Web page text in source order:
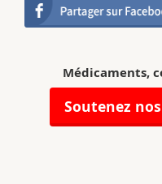
Médicaments,
Soutenez